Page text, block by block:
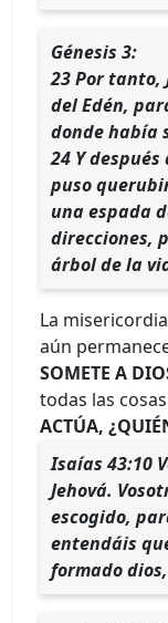
Génesis 3:
23 Por tanto,
del Edén,
donde había
24 Y
puso
una espada
direcciones,
árbol de la
La
aún
SOMETE A
todas las
ACTÚA,
Isaías 43:10
Jehová.
escogido,
entendáis
formado